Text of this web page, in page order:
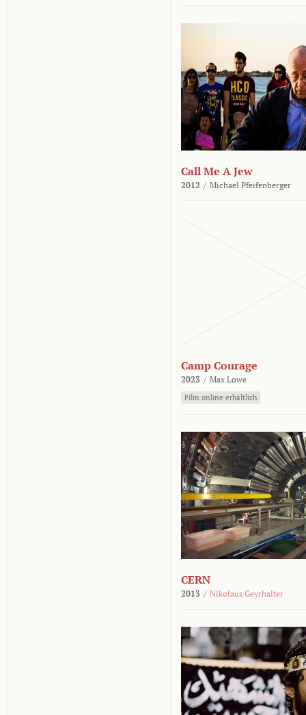
Call Me A Jew
2012 / Michael Pfeifenberger
Camp Courage
2023 / Max Lowe
Film online erhältlich
CERN
2013 / Nikolaus Geyrhalter